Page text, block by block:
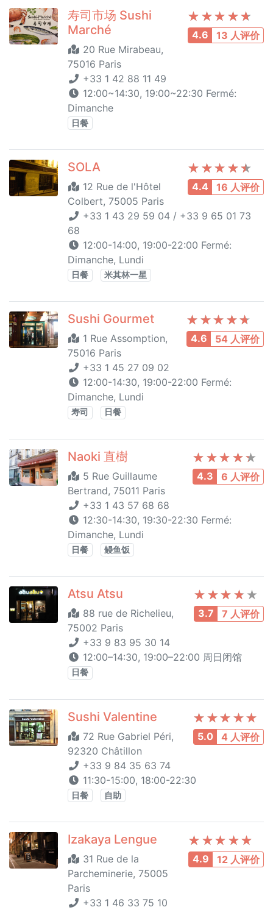
4.6 13 人评价
寿司市场 Sushi
Marché
20 Rue Mirabeau,
75016 Paris
+33 1 42 88 11 49
12:00~14:30, 19:00~22:30 Fermé:
Dimanche
日餐
4.4 16 人评价
SOLA
12 Rue de l'Hôtel
Colbert, 75005 Paris
+33 1 43 29 59 04 / +33 9 65 01 73
68
12:00-14:00, 19:00-22:00 Fermé:
Dimanche, Lundi
日餐 米其林一星
4.6 54 人评价
Sushi Gourmet
1 Rue Assomption,
75016 Paris
+33 1 45 27 09 02
12:00-14:30, 19:00-22:00 Fermé:
Dimanche, Lundi
寿司 日餐
4.3 6 人评价
Naoki 直樹
5 Rue Guillaume
Bertrand, 75011 Paris
+33 1 43 57 68 68
12:30-14:30, 19:30-22:30 Fermé:
Dimanche, Lundi
日餐 鳗鱼饭
3.7 7 人评价
Atsu Atsu
88 rue de Richelieu,
75002 Paris
+33 9 83 95 30 14
12:00–14:30, 19:00–22:00 周日闭馆
日餐
5.0 4 人评价
Sushi Valentine
72 Rue Gabriel Péri,
92320 Châtillon
+33 9 84 35 63 74
11:30-15:00, 18:00-22:30
日餐 自助
4.9 12 人评价
Izakaya Lengue
31 Rue de la
Parcheminerie, 75005
Paris
+33 1 46 33 75 10